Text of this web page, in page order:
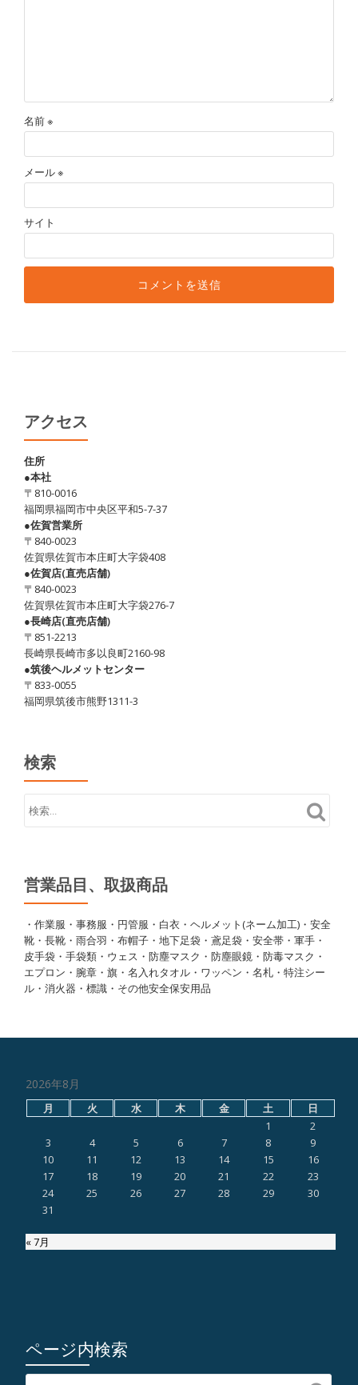
名前※
メール※
サイト
アクセス
住所
●本社
〒810-0016
福岡県福岡市中央区平和5-7-37
●佐賀営業所
〒840-0023
佐賀県佐賀市本庄町大字袋408
●佐賀店(直売店舗)
〒840-0023
佐賀県佐賀市本庄町大字袋276-7
●長崎店(直売店舗)
〒851-2213
長崎県長崎市多以良町2160-98
●筑後ヘルメットセンター
〒833-0055
福岡県筑後市熊野1311-3
検索
営業品目、取扱商品
・作業服・事務服・円管服・白衣・ヘルメット(ネーム加工)・安全
靴・長靴・雨合羽・布帽子・地下足袋・鳶足袋・安全帯・軍手・
皮手袋・手袋類・ウェス・防塵マスク・防塵眼鏡・防毒マスク・
エプロン・腕章・旗・名入れタオル・ワッペン・名札・特注シー
ル・消火器・標識・その他安全保安用品
2026年8月
月 火 水 木 金 土
日
1
2
3
4 5 6 7 8
9
10
11 12 13 14 15
16
17
18 19 20 21 22
23
24
25 26 27 28 29
30
31
« 7月
ページ内検索